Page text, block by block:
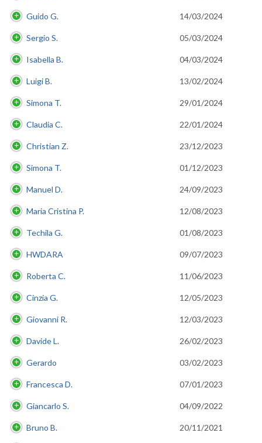
Guido G. 14/03/2024
Sergio S. 05/03/2024
Isabella B. 04/03/2024
Luigi B. 13/02/2024
Simona T. 29/01/2024
Claudia C. 22/01/2024
Christian Z. 23/12/2023
Simona T. 01/12/2023
Manuel D. 24/09/2023
Maria Cristina P. 12/08/2023
Techila G. 01/08/2023
HWDARA 09/07/2023
Roberta C. 11/06/2023
Cinzia G. 12/05/2023
Giovanni R. 12/03/2023
Davide L. 26/02/2023
Gerardo 03/02/2023
Francesca D. 07/01/2023
Giancarlo S. 04/09/2022
Bruno B. 20/11/2021